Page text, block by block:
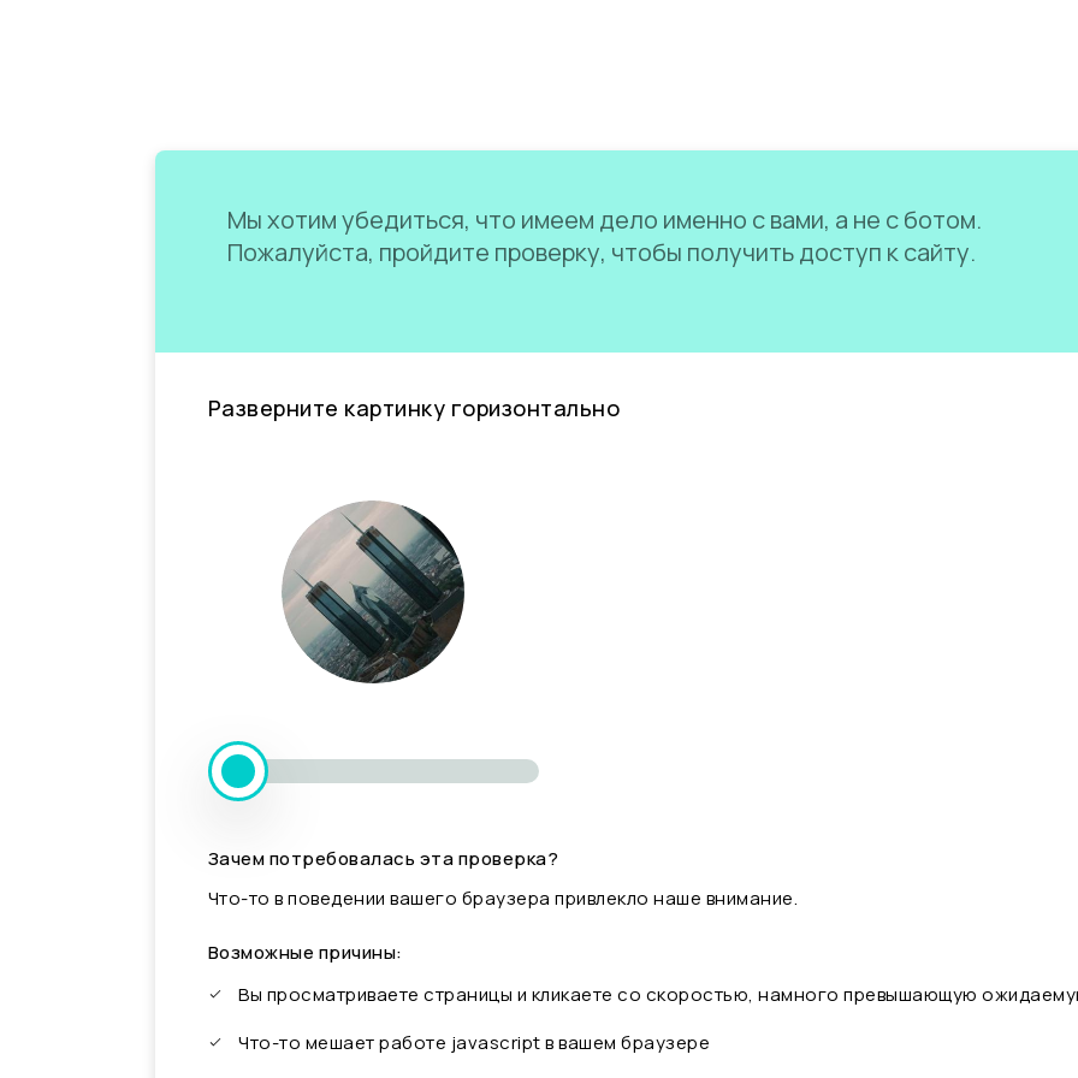
Мы хотим убедиться, что имеем дело именно с вами, а не с ботом.
Пожалуйста, пройдите проверку, чтобы получить доступ к сайту.
Разверните картинку горизонтально
Зачем потребовалась эта проверка?
Что-то в поведении вашего браузера привлекло наше внимание.
Возможные причины:
Вы просматриваете страницы и кликаете со скоростью, намного превышающую
Что-то мешает работе javascript в вашем браузере